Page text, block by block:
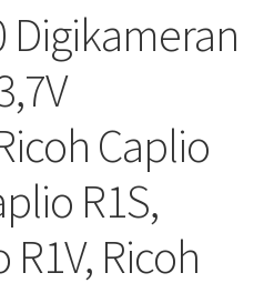
Digikameran
Caplio
R1S,
Ricoh